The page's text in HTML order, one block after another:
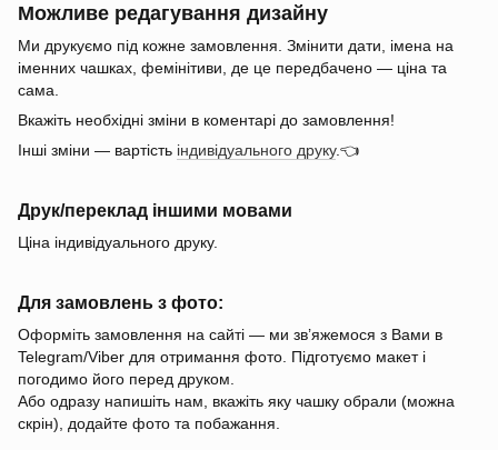
Можливе редагування дизайну
Ми друкуємо під кожне замовлення. Змінити дати, імена на
іменних чашках, фемінітиви, де це передбачено — ціна та
сама.
Вкажіть необхідні зміни в коментарі до замовлення!
Інші зміни — вартість індивідуального друку.👈
Друк/переклад іншими мовами
Ціна індивідуального друку.
Для замовлень з фото:
Оформіть замовлення на сайті — ми зв’яжемося з Вами в
Telegram/Viber для отримання фото. Підготуємо макет і
погодимо його перед друком.
Або одразу напишіть нам, вкажіть яку чашку обрали (можна
скрін), додайте фото та побажання.